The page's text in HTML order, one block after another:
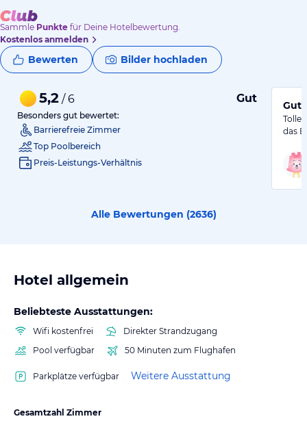
Sammle Punkte für Deine Hotelbewertung.
Kostenlos anmelden
Bewerten Bilder hochladen
5,2 / 6 Gut
Besonders gut bewertet:
Barrierefreie Zimmer
Top Poolbereich
Preis-Leistungs-Verhältnis
Tolle
das
Alle Bewertungen (2636)
Hotel allgemein
Beliebteste Ausstattungen:
Wifi kostenfrei
Direkter Strandzugang
Pool verfügbar
50 Minuten zum Flughafen
Parkplätze verfügbar Weitere Ausstattung
Gesamtzahl Zimmer